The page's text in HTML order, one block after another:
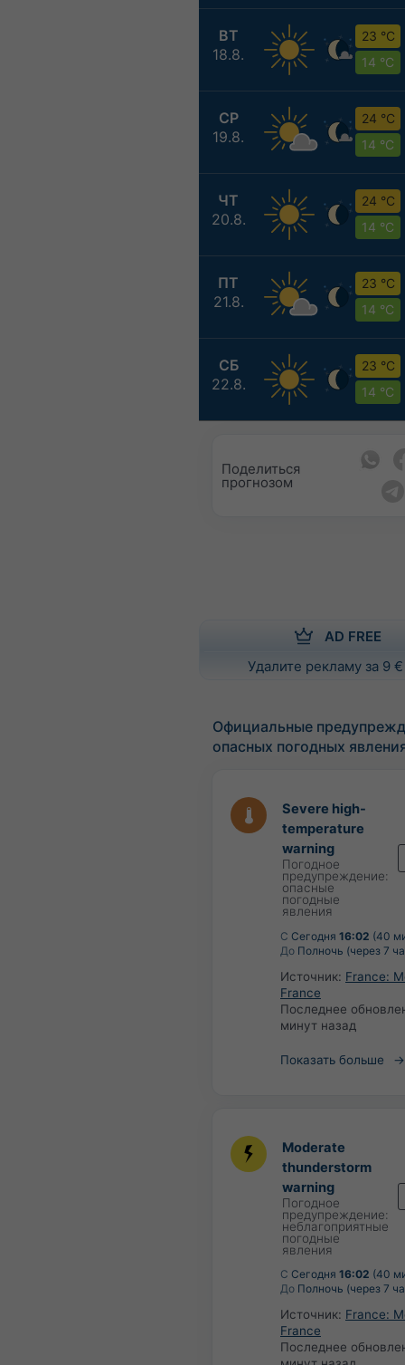
ВТ
18.8.
23 °C
14 °C
СР
19.8.
24 °C
14 °C
ЧТ
20.8.
24 °C
14 °C
ПТ
21.8.
23 °C
14 °C
СБ
22.8.
23 °C
14 °C
Поделиться
прогнозом
AD FREE
Удалите рекламу за 9 €
Официальные
опасных погодных
Severe high-
temperature
warning
Погодное
предупреждение:
опасные
погодные
явления
С Сегодня 16:02 (40
До Полночь (через 7
Источник: France:
France
Последнее
минут назад
Показать больше
Moderate
thunderstorm
warning
Погодное
предупреждение:
неблагоприятные
погодные
явления
С Сегодня 16:02 (40
До Полночь (через 7
Источник: France:
France
Последнее